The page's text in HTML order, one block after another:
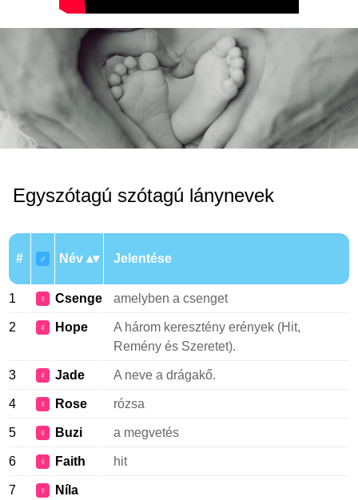
Egyszótagú szótagú lánynevek
# ♂ Név Jelentése
1 ♀ Csenge amelyben a csenget
2 ♀ Hope
A három keresztény erények (Hit,
Remény és Szeretet).
3 ♀ Jade A neve a drágakő.
4 ♀ Rose rózsa
5 ♀ Buzi a megvetés
6 ♀ Faith hit
7 ♀ Níla